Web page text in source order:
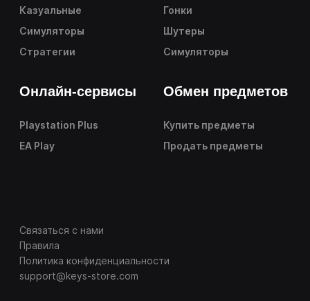
Казуальные
Симуляторы
Стратегии
Гонки
Шутеры
Симуляторы
Онлайн-сервисы
Playstation Plus
EA Play
Обмен предметов
Купить предметы
Продать предметы
Связаться с нами
Правила
Политика конфиденциальности
support@keys-store.com